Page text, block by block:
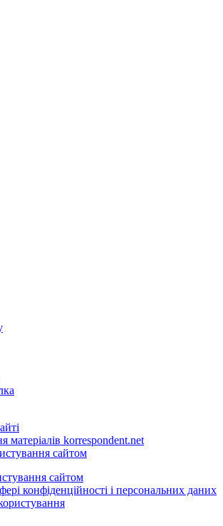
матеріалів korrespondent.net
сайтом
сайтом
конфіденційності і персональних даних